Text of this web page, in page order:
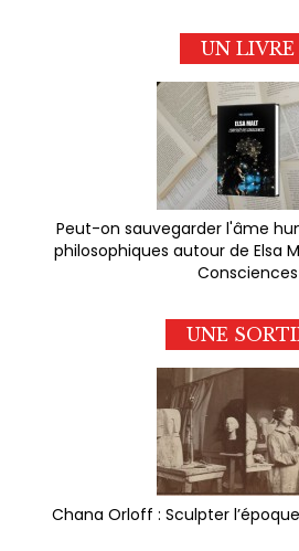
UN LIVRE
Peut-on sauvegarder l'âme
philosophiques autour de Elsa
Consciences
UNE
Chana Orloff : Sculpter